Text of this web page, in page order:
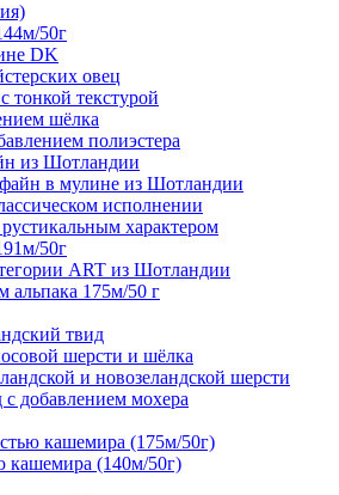
50г
DK
овец
тонкой текстурой
шёлка
полиэстера
из Шотландии
в мулине из Шотландии
исполнении
характером
50г
ART из Шотландии
альпака 175м/50 г
твид
шерсти и шёлка
и новозеландской шерсти
добавлением мохера
кашемира (175м/50г)
кашемира (140м/50г)